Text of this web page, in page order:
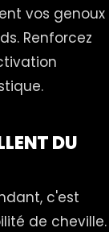
vos genoux
Renforcez
DU
c'est
de cheville.